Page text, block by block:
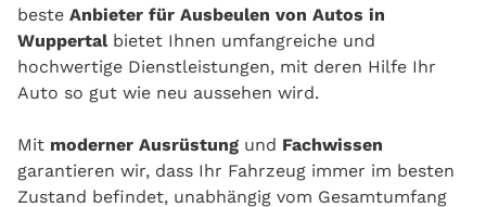
beste Anbieter für Ausbeulen von Autos in
Wuppertal bietet Ihnen umfangreiche und
hochwertige Dienstleistungen, mit deren Hilfe Ihr
Auto so gut wie neu aussehen wird.
Mit moderner Ausrüstung und Fachwissen
garantieren wir, dass Ihr Fahrzeug immer im besten
Zustand befindet, unabhängig vom Gesamtumfang